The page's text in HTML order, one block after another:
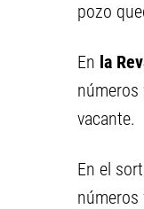
pozo
En la
números
vacante.
En el
números